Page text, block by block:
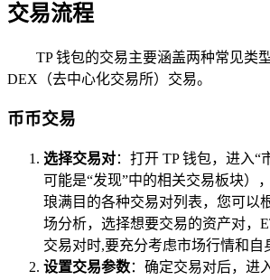
交易流程
TP 钱包的交易主要涵盖两种常见类
DEX（去中心化交易所）交易。
币币交易
选择交易对：打开 TP 钱包，进入“
可能是“发现”中的相关交易板块）
琅满目的各种交易对列表，您可以
场分析，选择想要交易的资产对，
交易对时,要充分考虑市场行情和自
设置交易参数：确定交易对后，进